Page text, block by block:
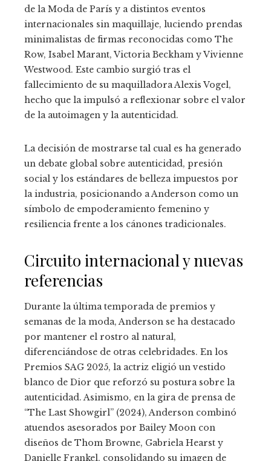
de la Moda de París y a distintos eventos
internacionales sin maquillaje, luciendo prendas
minimalistas de firmas reconocidas como The
Row, Isabel Marant, Victoria Beckham y Vivienne
Westwood. Este cambio surgió tras el
fallecimiento de su maquilladora Alexis Vogel,
hecho que la impulsó a reflexionar sobre el valor
de la autoimagen y la autenticidad.
La decisión de mostrarse tal cual es ha generado
un debate global sobre autenticidad, presión
social y los estándares de belleza impuestos por
la industria, posicionando a Anderson como un
símbolo de empoderamiento femenino y
resiliencia frente a los cánones tradicionales.
Circuito internacional y nuevas
referencias
Durante la última temporada de premios y
semanas de la moda, Anderson se ha destacado
por mantener el rostro al natural,
diferenciándose de otras celebridades. En los
Premios SAG 2025, la actriz eligió un vestido
blanco de Dior que reforzó su postura sobre la
autenticidad. Asimismo, en la gira de prensa de
“The Last Showgirl” (2024), Anderson combinó
atuendos asesorados por Bailey Moon con
diseños de Thom Browne, Gabriela Hearst y
Danielle Frankel, consolidando su imagen de